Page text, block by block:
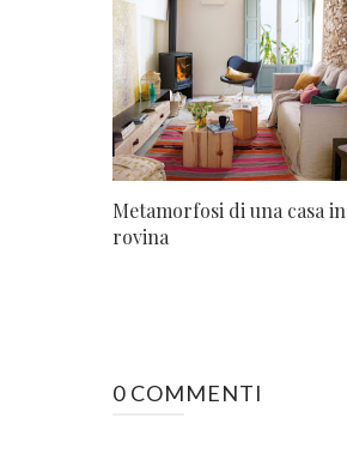
Metamorfosi di una casa in
rovina
0 COMMENTI